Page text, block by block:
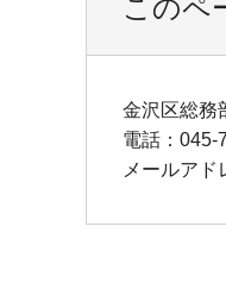
このペ
金沢区総務
電話：045-
メールアド